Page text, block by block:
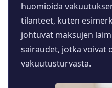
huomioida
tilanteet, kuten
johtuvat maksujen
sairaudet, jotka voivat
vakuutusturvasta.